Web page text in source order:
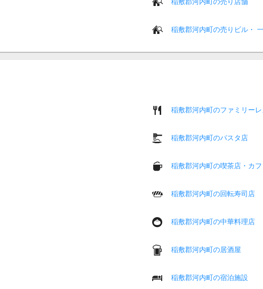
稲敷郡河内町の売りビル・
稲敷郡河内町のファミリー
稲敷郡河内町のパスタ店
稲敷郡河内町の喫茶店・カフ
稲敷郡河内町の回転寿司店
稲敷郡河内町の中華料理店
稲敷郡河内町の居酒屋
稲敷郡河内町の宿泊施設